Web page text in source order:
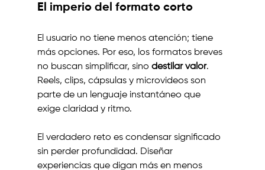
El imperio del formato corto
El usuario no tiene menos atención; tiene
más opciones. Por eso, los formatos breves
no buscan simplificar, sino destilar valor.
Reels, clips, cápsulas y microvideos son
parte de un lenguaje instantáneo que
exige claridad y ritmo.
El verdadero reto es condensar significado
sin perder profundidad. Diseñar
experiencias que digan más en menos